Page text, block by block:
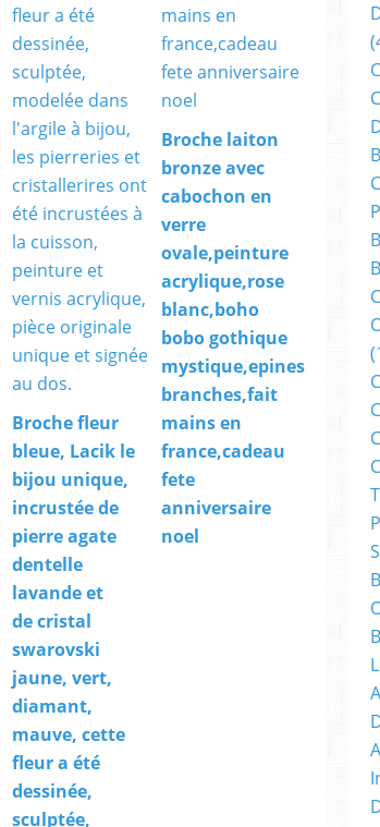
Broche fleur
bleue, Lacik le
bijou unique,
incrustée de
pierre agate
dentelle
lavande et
de cristal
swarovski
jaune, vert,
diamant,
mauve, cette
fleur a été
dessinée,
sculptée,
Broche laiton
bronze avec
cabochon en
verre
ovale,peinture
acrylique,rose
blanc,boho
bobo gothique
mystique,epines
branches,fait
mains en
france,cadeau
fete
anniversaire
noel